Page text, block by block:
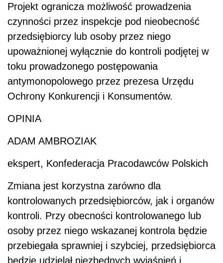
Projekt ogranicza możliwość prowadzenia
czynności przez inspekcje pod nieobecność
przedsiębiorcy lub osoby przez niego
upoważnionej wyłącznie do kontroli podjętej w
toku prowadzonego postępowania
antymonopolowego przez prezesa Urzędu
Ochrony Konkurencji i Konsumentów.
OPINIA
ADAM AMBROZIAK
ekspert, Konfederacja Pracodawców Polskich
Zmiana jest korzystna zarówno dla
kontrolowanych przedsiębiorców, jak i organów
kontroli. Przy obecności kontrolowanego lub
osoby przez niego wskazanej kontrola będzie
przebiegała sprawniej i szybciej, przedsiębiorca
będzie udzielał niezbędnych wyjaśnień i